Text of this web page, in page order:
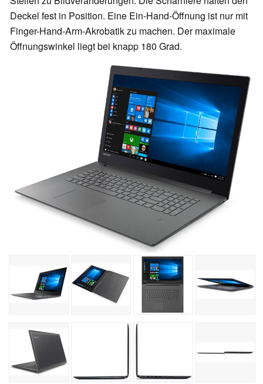
Deckel fest in Position. Eine Ein-Hand-Öffnung ist nur mit
Finger-Hand-Arm-Akrobatik zu machen. Der maximale
Öffnungswinkel liegt bei knapp 180 Grad.